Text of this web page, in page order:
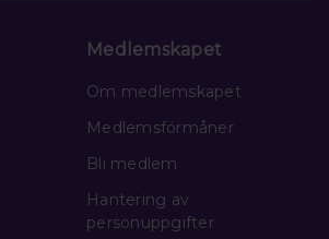
Medlemskapet
Om medlemskapet
Medlemsförmåner
Bli medlem
Hantering av
personuppgifter